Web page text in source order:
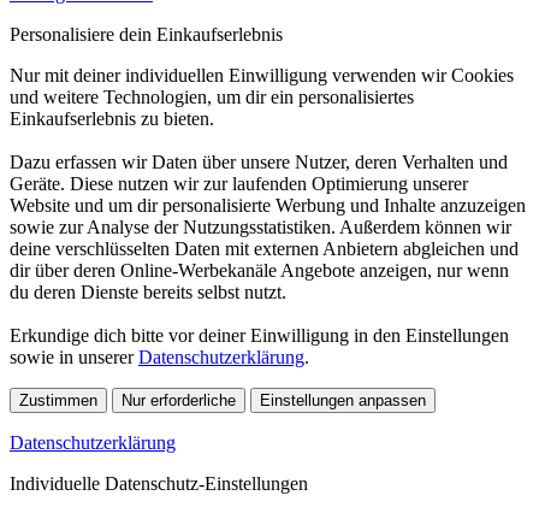
Personalisiere dein Einkaufserlebnis
Nur mit deiner individuellen Einwilligung verwenden wir Cookies
und weitere Technologien, um dir ein personalisiertes
Einkaufserlebnis zu bieten.
Dazu erfassen wir Daten über unsere Nutzer, deren Verhalten und
Geräte. Diese nutzen wir zur laufenden Optimierung unserer
Website und um dir personalisierte Werbung und Inhalte anzuzeigen
sowie zur Analyse der Nutzungsstatistiken. Außerdem können wir
deine verschlüsselten Daten mit externen Anbietern abgleichen und
dir über deren Online-Werbekanäle Angebote anzeigen, nur wenn
du deren Dienste bereits selbst nutzt.
Erkundige dich bitte vor deiner Einwilligung in den Einstellungen
sowie in unsererDatenschutzerklärung.
Zustimmen Nur erforderliche Einstellungen anpassen
Datenschutzerklärung
Individuelle Datenschutz-Einstellungen